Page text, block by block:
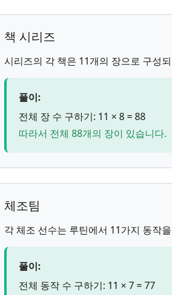
책 시리즈
시리즈의 각 책은 11개의 장으로 구성
풀이:
전체 장 수 구하기: 11 × 8 = 88
따라서 전체 88개의 장이 있습니다.
체조팀
각 체조 선수는 루틴에서 11가지 동작
풀이:
전체 동작 수 구하기: 11 × 7 = 77